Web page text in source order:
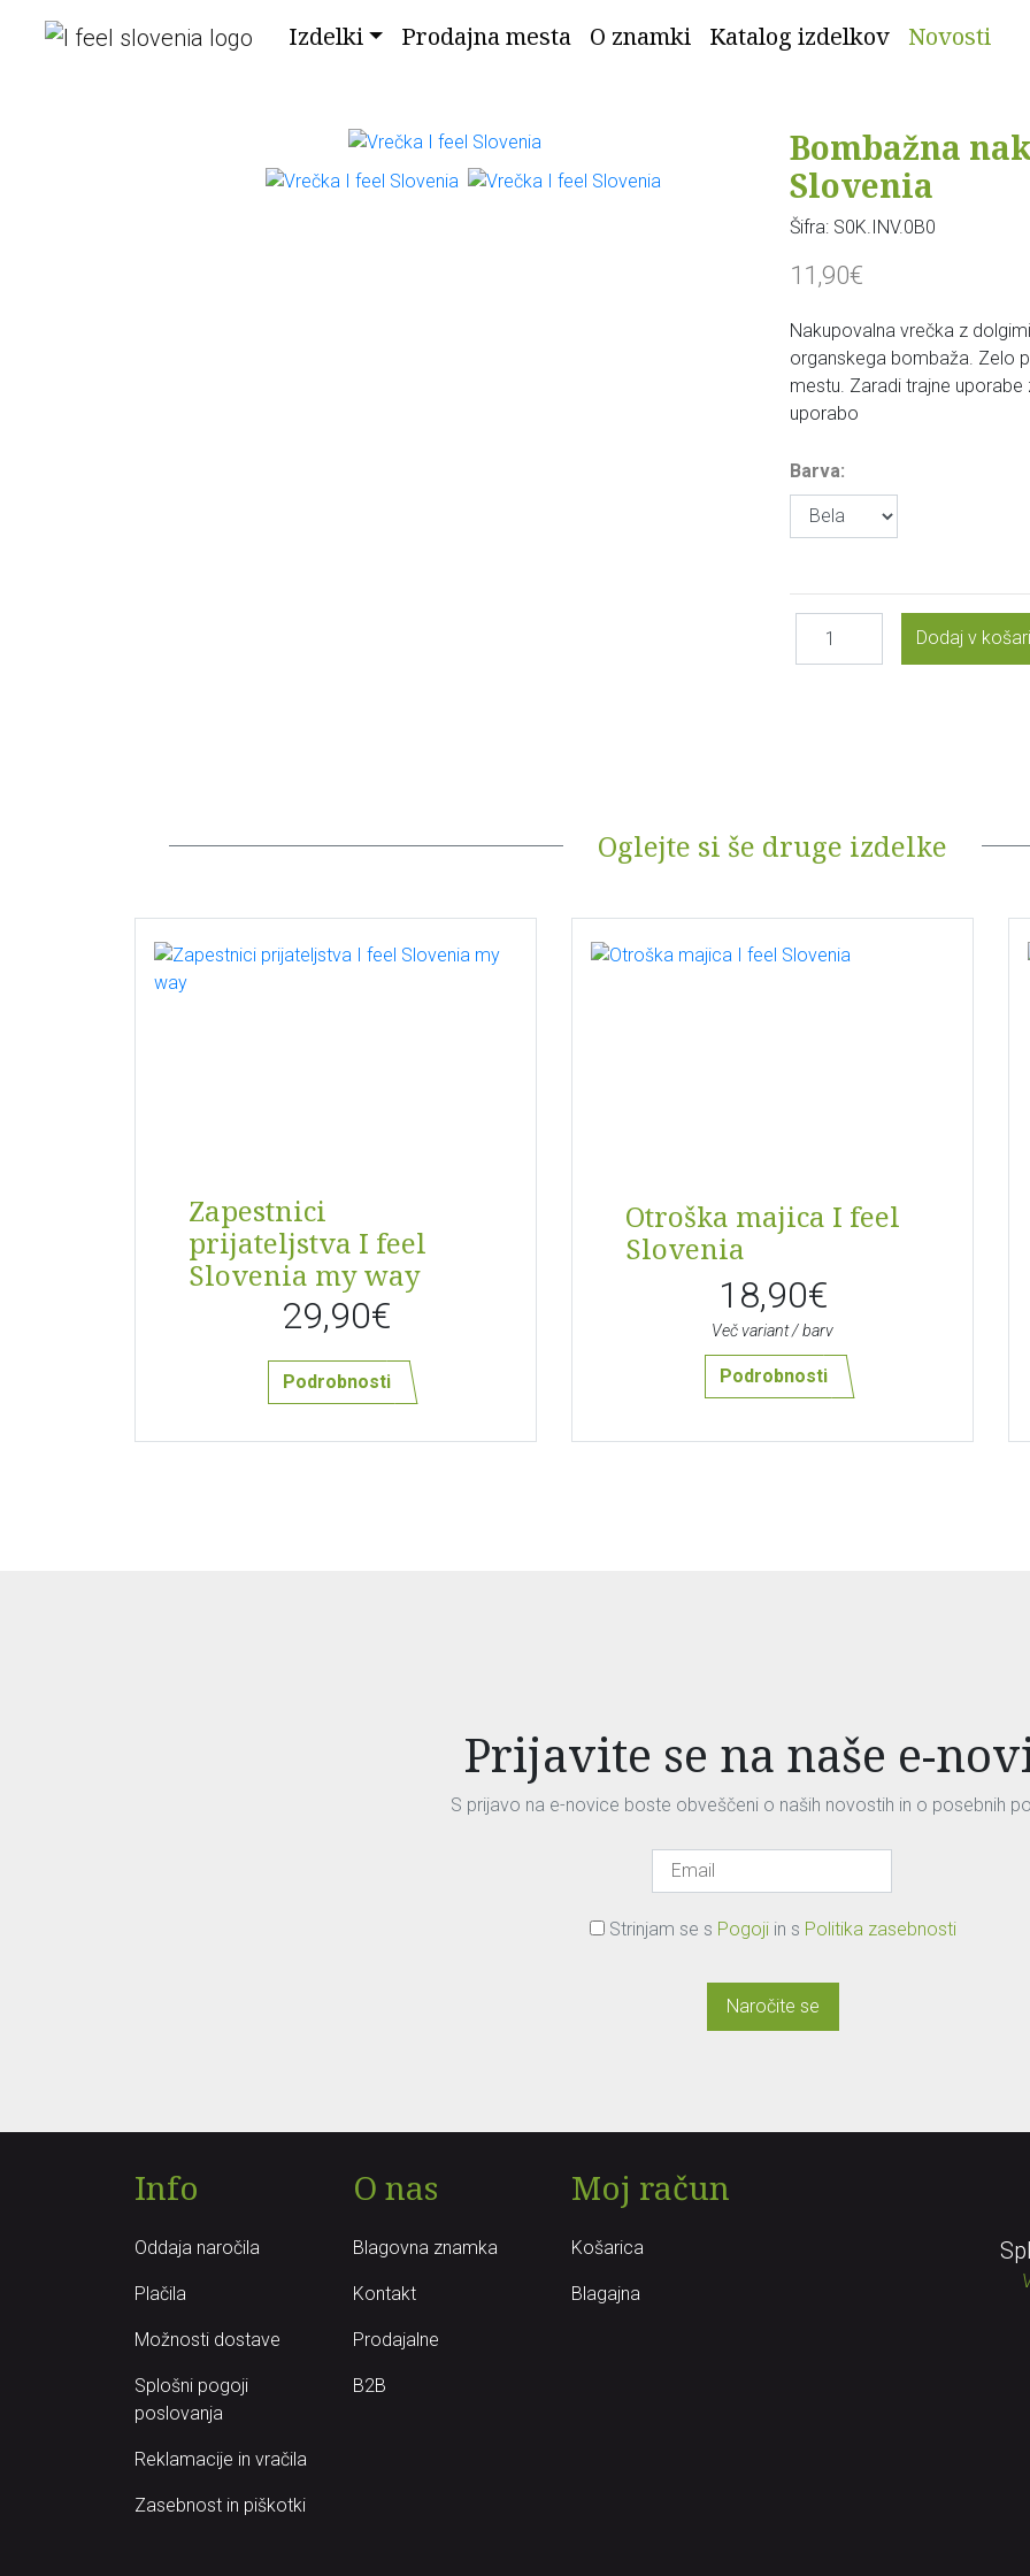
Izdelki Prodajna mesta O znamki Katalog izdelkov Novosti
Bombažna
Slovenia
Šifra: S0K.INV.0B0
11,90€
Nakupovalna vrečka z
organskega bombaža. Zelo
mestu. Zaradi trajne
uporabo
Barva:
Oglejte si še druge izdelke
Zapestnici
prijateljstva I feel
Slovenia my way
29,90€
Podrobnosti
Otroška majica I feel
Slovenia
18,90€
Več variant / barv
Podrobnosti
Prijavite se na naše e-
S prijavo na e-novice boste obveščeni o naših novostih in o posebnih
Strinjam se s Pogoji in s Politika zasebnosti
Naročite se
Info
Oddaja naročila
Plačila
Možnosti dostave
Splošni pogoji
poslovanja
Reklamacije in vračila
Zasebnost in piškotki
O nas
Blagovna znamka
Kontakt
Prodajalne
B2B
Moj račun
Košarica
Blagajna